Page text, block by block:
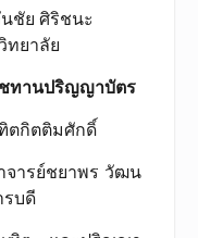
ชัย ศิริชนะ
าลัย
ชทานปริญญาบัตร
กิตติมศักดิ์
ชยาพร วัฒน
ดี